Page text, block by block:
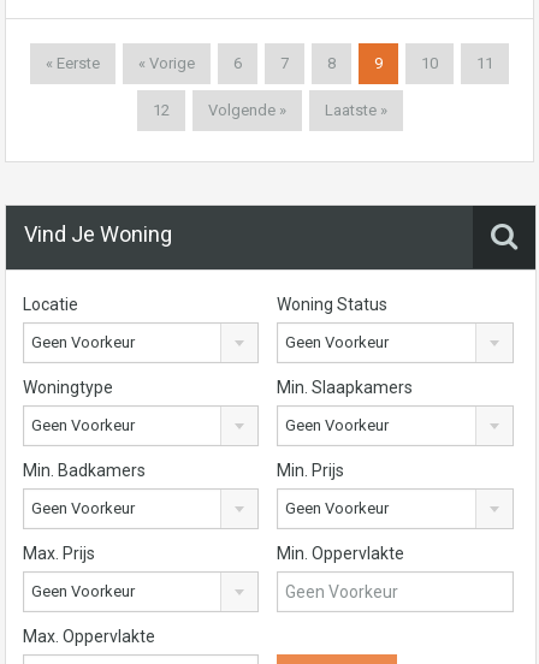
« Eerste « Vorige 6 7 8 9 10 11
12 Volgende » Laatste »
Vind Je Woning
Locatie
Geen Voorkeur
Woning Status
Geen Voorkeur
Woningtype
Geen Voorkeur
Min. Slaapkamers
Geen Voorkeur
Min. Badkamers
Geen Voorkeur
Min. Prijs
Geen Voorkeur
Max. Prijs
Geen Voorkeur
Min. Oppervlakte
Max. Oppervlakte